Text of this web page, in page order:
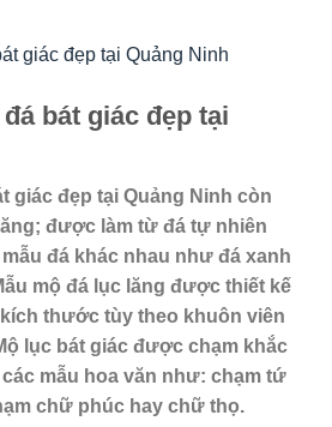
bát giác đẹp tại
giác đẹp tại Quảng Ninh còn
được làm từ đá tự nhiên
đá khác nhau như đá xanh
mộ đá lục lăng được thiết kế
thước tùy theo khuôn viên
lục bát giác được chạm khắc
mẫu hoa văn như: chạm tứ
chữ phúc hay chữ thọ.